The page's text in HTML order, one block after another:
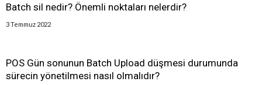
Batch sil nedir? Önemli noktaları nelerdir?
3 Temmuz 2022
POS Gün sonunun Batch Upload düşmesi durumunda
sürecin yönetilmesi nasıl olmalıdır?